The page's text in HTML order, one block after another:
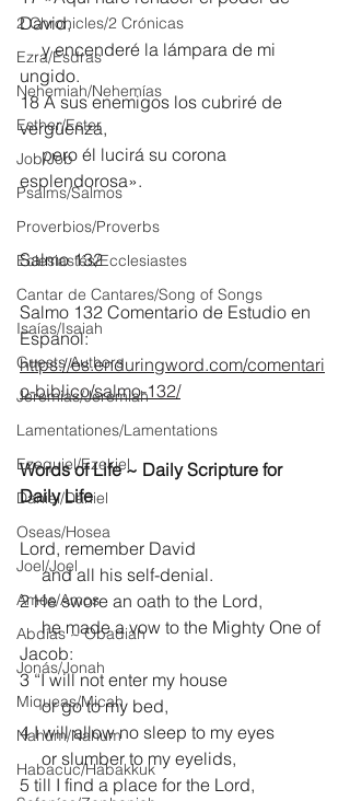
2 Chronicles/2 Crónicas
Ezra/Esdras
Nehemiah/Nehemías
Esther/Ester
Job/Job
Psalms/Salmos
Proverbios/Proverbs
Eclesiastés/Ecclesiastes
Cantar de Cantares/Song of Songs
Isaías/Isaiah
Guests Authors
Jeremias/Jeremiah
Lamentationes/Lamentations
Ezequiel/Ezekiel
Daniel/Daniel
Oseas/Hosea
Joel/Joel
Amós/Amos
Abdías ~ Obadiah
Jonás/Jonah
Miqueas/Micah
Nahúm/Nahum
Habacuc/Habakkuk
David,
     y encenderé la lámpara de mi
ungido.
18 A sus enemigos los cubriré de
vergüenza,
     pero él lucirá su corona
esplendorosa».
Salmo 132
Salmo 132 Comentario de Estudio en
Espanol:
https://es.enduringword.com/comentari
o-biblico/salmo-132/
Words of Life ~ Daily Scripture for
Daily Life
Lord, remember David
     and all his self-denial.
2 He swore an oath to the Lord,
     he made a vow to the Mighty One of
Jacob:
3 “I will not enter my house
     or go to my bed,
4 I will allow no sleep to my eyes
     or slumber to my eyelids,
5 till I find a place for the Lord,